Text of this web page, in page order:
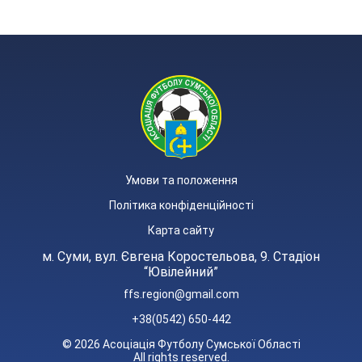
Умови та положення
Політика конфіденційності
Карта сайту
м. Суми, вул. Євгена Коростельова, 9. Стадіон
“Ювілейний”
ffs.region@gmail.com
+38(0542) 650-442
© 2026 Асоціація Футболу Сумської Області
All rights reserved.